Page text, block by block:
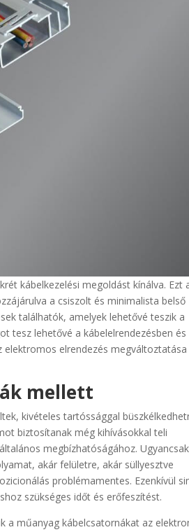
kábelkezelési megoldást kínálva. Ezt
a csiszolt és minimalista belső
találhatók, amelyek lehetővé teszik a
tesz lehetővé a kábelelrendezésben és
elektromos elrendezés megváltoztatása
mellett
kivételes tartóssággal
biztosítanak még kihívásokkal teli
megbízhatóságához. Ugyancsak
akár felületre, akár süllyesztve
problémamentes. Ezenkívül
szükséges időt és erőfeszítést.
a műanyag kábelcsatornákat az